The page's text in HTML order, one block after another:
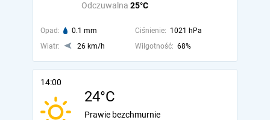
Odczuwalna 25°C
Opad: 0.1 mm Ciśnienie: 1021 hPa
Wiatr:
26 km/h Wilgotność: 68%
14:00
24°C
Prawie bezchmurnie